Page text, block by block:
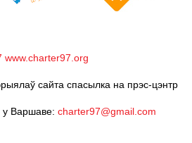
www.charter97.org
сайта спасылка на прэс-цэнтр
у Варшаве: charter97@gmail.com